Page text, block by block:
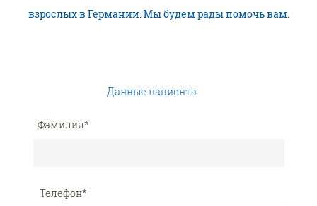
взрослых в Германии. Мы будем рады помочь вам.
Данные пациента
Фамилия*
Телефон*